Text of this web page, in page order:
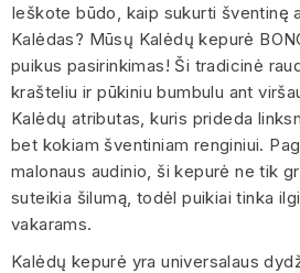
Ieškote būdo, kaip sukurti šventinę
Kalėdas? Mūsų Kalėdų kepurė
puikus pasirinkimas! Ši tradicinė
krašteliu ir pūkiniu bumbulu ant
Kalėdų atributas, kuris prideda
bet kokiam šventiniam renginiui.
malonaus audinio, ši kepurė ne tik
suteikia šilumą, todėl puikiai tinka
vakarams.
Kalėdų kepurė yra universalaus